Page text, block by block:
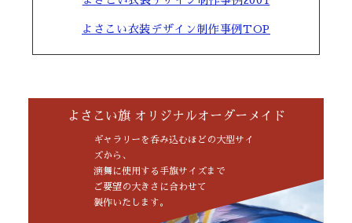
よさこい衣装デザイン制作事例TOP
よさこい旗 オリジナルオーダーメイド
ギャラリーを呑み込むほどの大型サイ
ズから、
演舞に使用する手旗サイズまで
ご要望の大きさに合わせて
製作いたします。